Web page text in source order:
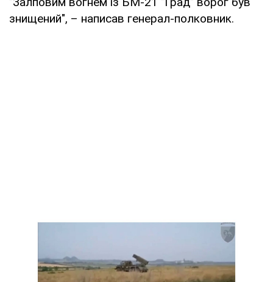
знищений", – написав генерал-полковник.